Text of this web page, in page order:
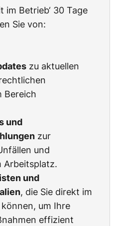
im Betrieb‘ 30 Tage
Sie von:
zu aktuellen
Bereich
und
zur
und
Arbeitsplatz.
und
, die Sie direkt im
um Ihre
effizient